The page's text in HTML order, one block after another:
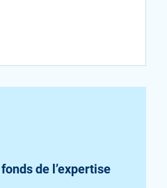
de l’expertise